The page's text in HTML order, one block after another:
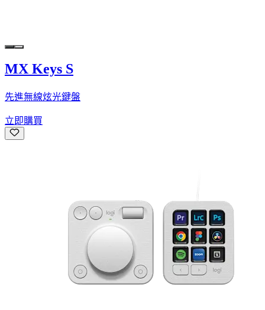
MX Keys S
先進無線炫光鍵盤
立即購買